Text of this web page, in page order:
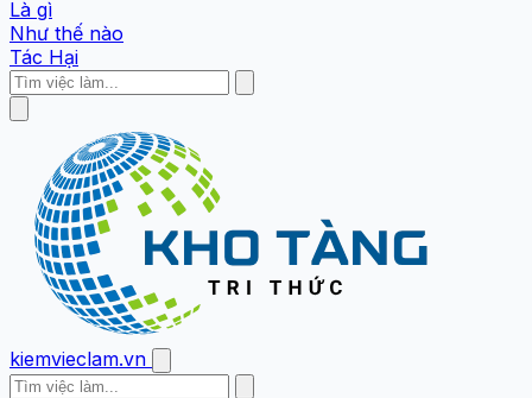
Là gì
Như thế nào
Tác Hại
kiemvieclam.vn